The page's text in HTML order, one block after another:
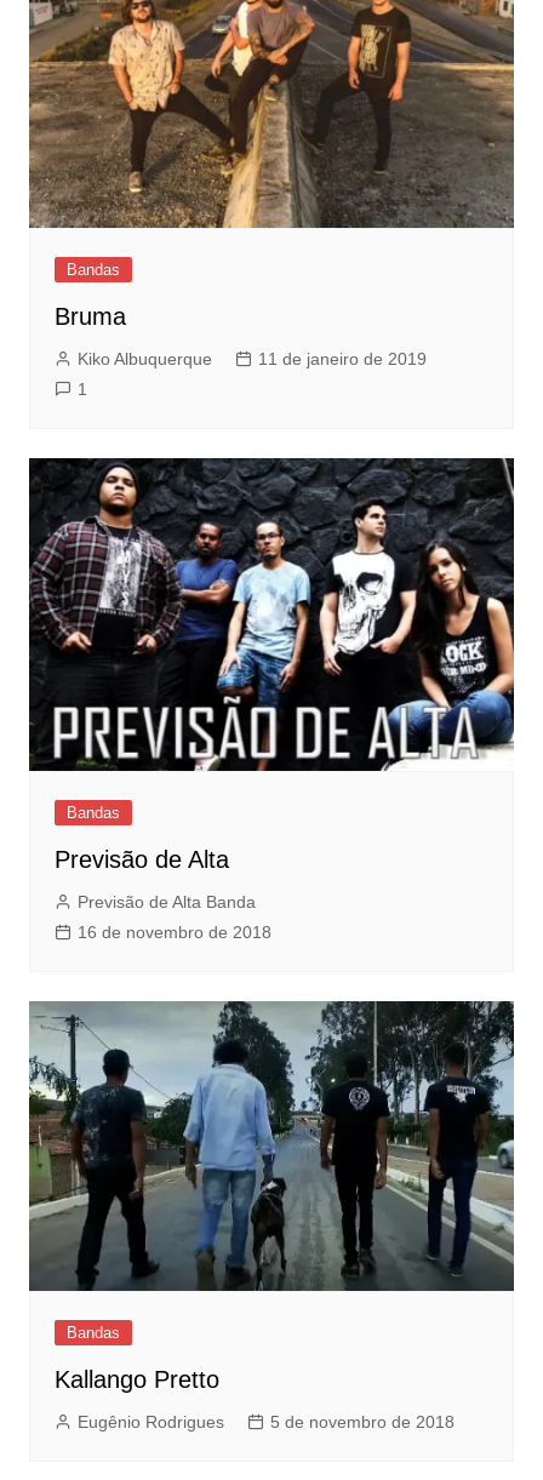
Bandas
Bruma
Kiko Albuquerque
11 de janeiro de 2019
1
Bandas
Previsão de Alta
Previsão de Alta Banda
16 de novembro de 2018
Bandas
Kallango Pretto
Eugênio Rodrigues 5 de novembro de 2018